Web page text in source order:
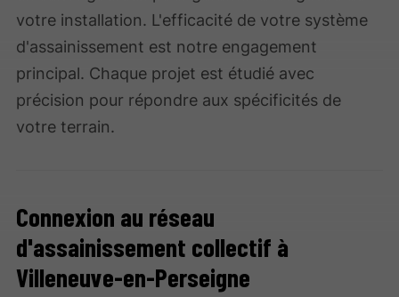
votre installation. L'efficacité de votre système
d'assainissement est notre engagement
principal. Chaque projet est étudié avec
précision pour répondre aux spécificités de
votre terrain.
Connexion au réseau
d'assainissement collectif à
Villeneuve-en-Perseigne